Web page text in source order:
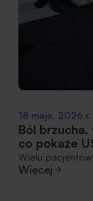
18 maja, 2026 r.
Ból
co pokaże
Wielu
Więcej